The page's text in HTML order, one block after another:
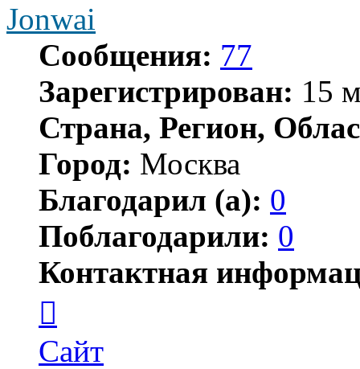
Jonwai
Сообщения: 77
Зарегистрирован: 15
Страна, Регион,
Город: Москва
Благодарил (а): 0
Поблагодарили: 0
Контактная
пользователя
Jonwai
Сайт